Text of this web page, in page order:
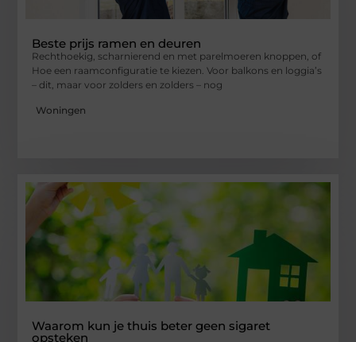
Beste prijs ramen en deuren
Rechthoekig, scharnierend en met parelmoeren knoppen, of
Hoe een raamconfiguratie te kiezen. Voor balkons en loggia’s
– dit, maar voor zolders en zolders – nog
Woningen
Waarom kun je thuis beter geen sigaret
opsteken